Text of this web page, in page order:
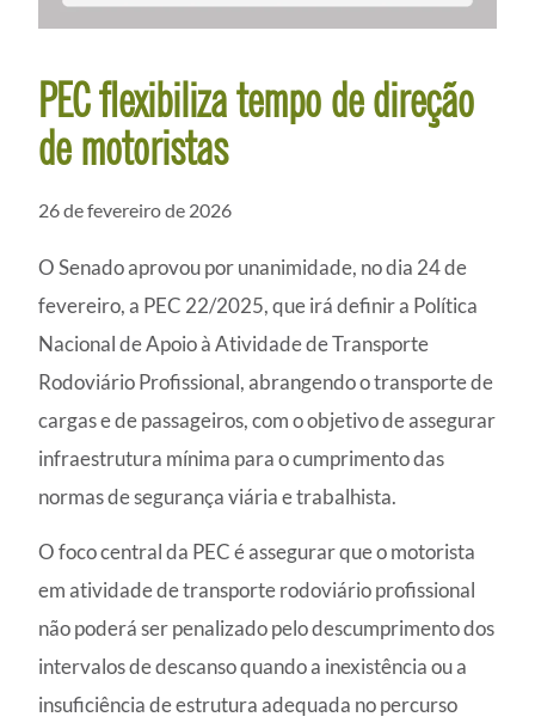
PEC flexibiliza tempo de direção
de motoristas
26 de fevereiro de 2026
O Senado aprovou por unanimidade, no dia 24 de
fevereiro, a PEC 22/2025, que irá definir a Política
Nacional de Apoio à Atividade de Transporte
Rodoviário Profissional, abrangendo o transporte de
cargas e de passageiros, com o objetivo de assegurar
infraestrutura mínima para o cumprimento das
normas de segurança viária e trabalhista.
O foco central da PEC é assegurar que o motorista
em atividade de transporte rodoviário profissional
não poderá ser penalizado pelo descumprimento dos
intervalos de descanso quando a inexistência ou a
insuficiência de estrutura adequada no percurso